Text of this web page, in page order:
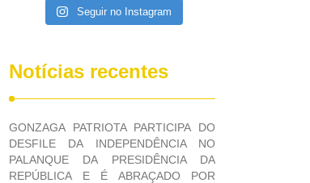
Seguir no Instagram
Notícias recentes
GONZAGA PATRIOTA PARTICIPA DO
DESFILE DA INDEPENDÊNCIA NO
PALANQUE DA PRESIDÊNCIA DA
REPÚBLICA E É ABRAÇADO POR